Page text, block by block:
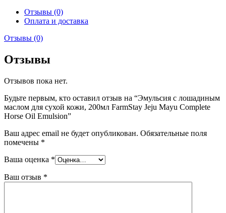
Отзывы (0)
Оплата и доставка
Отзывы (0)
Отзывы
Отзывов пока нет.
Будьте первым, кто оставил отзыв на “Эмульсия с лошадиным
маслом для сухой кожи, 200мл FarmStay Jeju Mayu Complete
Horse Oil Emulsion”
Ваш адрес email не будет опубликован. Обязательные поля
помечены *
Ваша оценка *
Ваш отзыв *